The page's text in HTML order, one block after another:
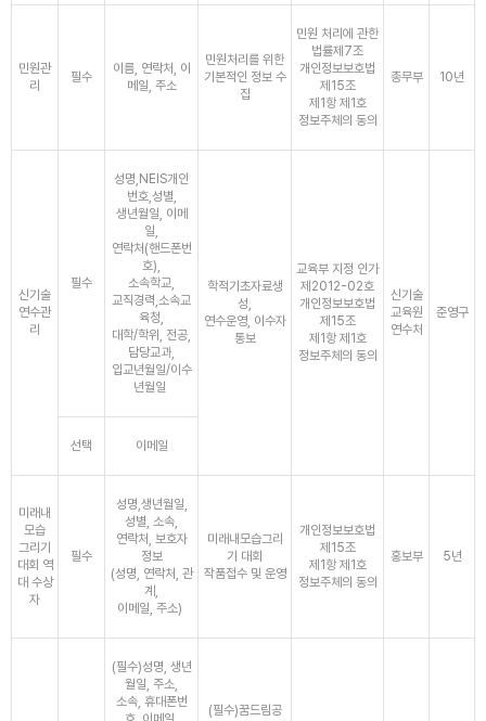
민원관
리
필수
이름, 연락처, 이
메일, 주소
민원처리를 위한
기본적인 정보 수
집
민원 처리에 관한
법률제7조
개인정보보호법
제15조
제1항 제1호
정보주체의 동의
총무부 10년
신기술
연수관
리
필수
성명,NEIS개인
번호,성별,
생년월일, 이메
일,
연락처(핸드폰번
호),
소속학교,
교직경력,소속교
육청,
대학/학위, 전공,
담당교과,
입교년월일/이수
년월일
학적기초자료생
성,
연수운영, 이수자
통보
교육부 지정 인가
제2012-02호
개인정보보호법
제15조
제1항 제1호
정보주체의 동의
신기술
교육원
연수처
준영구
선택 이메일
미래내
모습
그리기
대회 역
대 수상
자
필수
성명,생년월일,
성별, 소속,
연락처, 보호자
정보
(성명, 연락처, 관
계,
이메일, 주소)
미래내모습그리
기 대회
작품접수 및 운영
개인정보보호법
제15조
제1항 제1호
정보주체의 동의
홍보부 5년
(필수)성명, 생년
월일, 주소,
소속, 휴대폰번
(필수)꿈드림공